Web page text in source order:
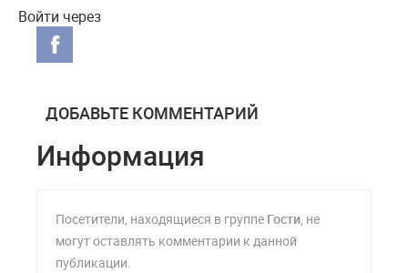
Войти через
ДОБАВЬТЕ КОММЕНТАРИЙ
Информация
Посетители, находящиеся в группе Гости, не
могут оставлять комментарии к данной
публикации.